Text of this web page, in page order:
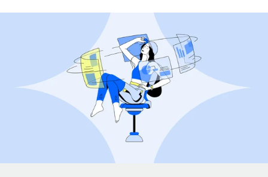
複雑な雇用関連業務を外部委託
Remote統合
人事機能をワークフローにシームレスに統合する
プラットフォーム
チームのための人事の基本機能を内蔵
スタートアップ
成長中の企業向けのアジャイルなグローバルHR・給与処理ソ
リューション
ミッドマーケット
カスタマイズされた人事ソリューションでチームを拡大する
大企業向けのグローバルHR
グローバルな契約社員向けに、通貨オプションと支払スピー
REMOTEで学習
リサーチおよびガイド
チェックリストおよびテンプレート
Nederlands